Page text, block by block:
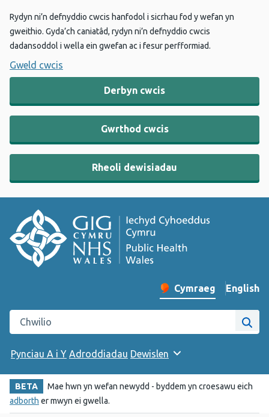
Rydyn ni’n defnyddio cwcis hanfodol i sicrhau fod y wefan yn
gweithio. Gyda’ch caniatâd, rydyn ni’n defnyddio cwcis
dadansoddol i wella ein gwefan ac i fesur perfformiad.
Gweld cwcis
Derbyn cwcis
Gwrthod cwcis
Rheoli dewisiadau
Newid iaith y wefan
Cymraeg English
–
Chwilio gwefan Iechyd Cyhoeddus Cymru
Pynciau A i Y Adroddiadau Dewislen
BETA
Mae hwn yn wefan newydd - byddem yn croesawu eich
adborth er mwyn ei gwella.